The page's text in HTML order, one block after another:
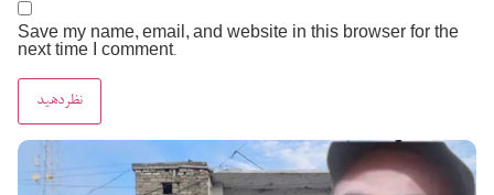
Save my name, email, and website in this browser for the
next time I comment.